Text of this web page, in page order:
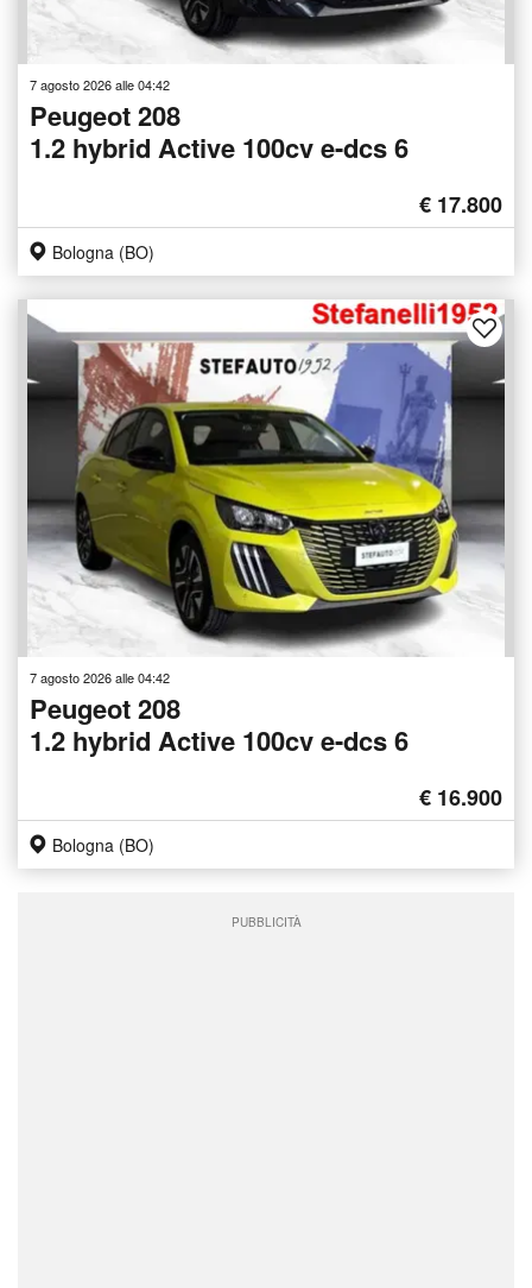
7 agosto 2026 alle 04:42
Peugeot 208
1.2 hybrid Active 100cv e-dcs 6
€ 17.800
Bologna (BO)
7 agosto 2026 alle 04:42
Peugeot 208
1.2 hybrid Active 100cv e-dcs 6
€ 16.900
Bologna (BO)
PUBBLICITÀ